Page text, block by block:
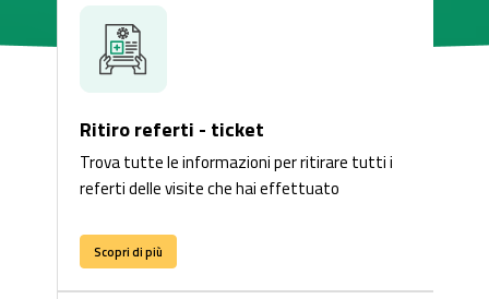
Ritiro referti - ticket
Trova tutte le informazioni per ritirare tutti i
referti delle visite che hai effettuato
Scopri di più